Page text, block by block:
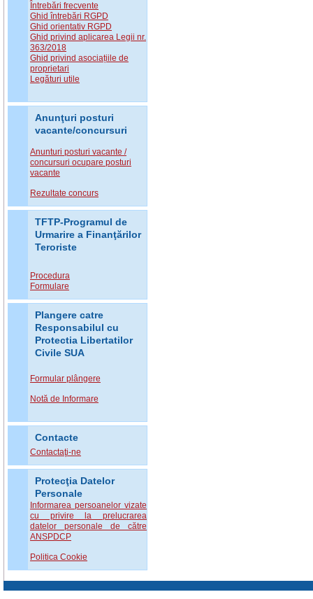
Întrebări frecvente
Ghid întrebări RGPD
Ghid orientativ RGPD
Ghid privind aplicarea Legii nr.
363/2018
Ghid privind asociațiile de
proprietari
Legături utile
Anunţuri posturi
vacante/concursuri
Anunturi posturi vacante /
concursuri ocupare posturi
vacante
Rezultate concurs
TFTP-Programul de
Urmarire a Finanţărilor
Teroriste
Procedura
Formulare
Plangere catre
Responsabilul cu
Protectia Libertatilor
Civile SUA
Formular plângere
Notă de Informare
Contacte
Contactaţi-ne
Protecţia Datelor
Personale
Informarea persoanelor vizate
cu privire la prelucrarea
datelor personale de către
ANSPDCP
Politica Cookie